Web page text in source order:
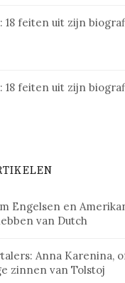
18 feiten uit zijn
18 feiten uit zijn
Engelsen en
van Dutch
Anna Karenina,
zinnen van Tolstoj